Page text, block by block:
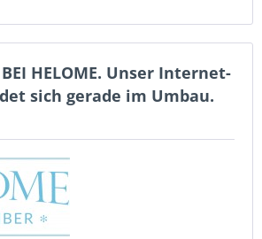
HELOME. Unser Internet-
sich gerade im Umbau.